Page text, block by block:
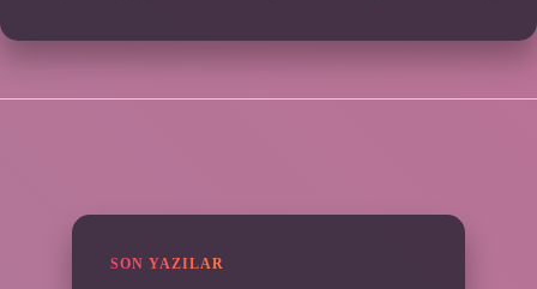
SON YAZILAR